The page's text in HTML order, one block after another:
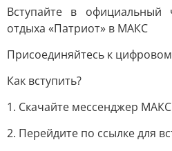
Вступайте в официальный
отдыха «Патриот» в MAКС
Присоединяйтесь к
Как вступить?
1. Скачайте мессенджер
2. Перейдите по ссылке для